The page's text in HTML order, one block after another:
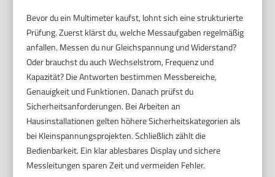
Bevor du ein Multimeter kaufst, lohnt sich eine strukturierte
Prüfung. Zuerst klärst du, welche Messaufgaben regelmäßig
anfallen. Messen du nur Gleichspannung und Widerstand?
Oder brauchst du auch Wechselstrom, Frequenz und
Kapazität? Die Antworten bestimmen Messbereiche,
Genauigkeit und Funktionen. Danach prüfst du
Sicherheitsanforderungen. Bei Arbeiten an
Hausinstallationen gelten höhere Sicherheitskategorien als
bei Kleinspannungsprojekten. Schließlich zählt die
Bedienbarkeit. Ein klar ablesbares Display und sichere
Messleitungen sparen Zeit und vermeiden Fehler.